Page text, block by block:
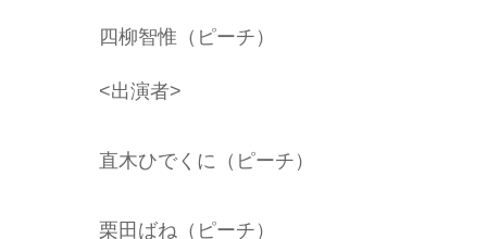
四柳智惟（ピーチ）
<出演者>
直木ひでくに（ピーチ）
栗田ばね（ピーチ）